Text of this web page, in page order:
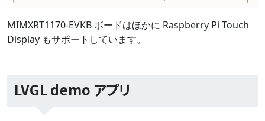
MIMXRT1170-EVKB ボードはほかに Raspberry Pi Touch
Display もサポートしています。
LVGL demo アプリ